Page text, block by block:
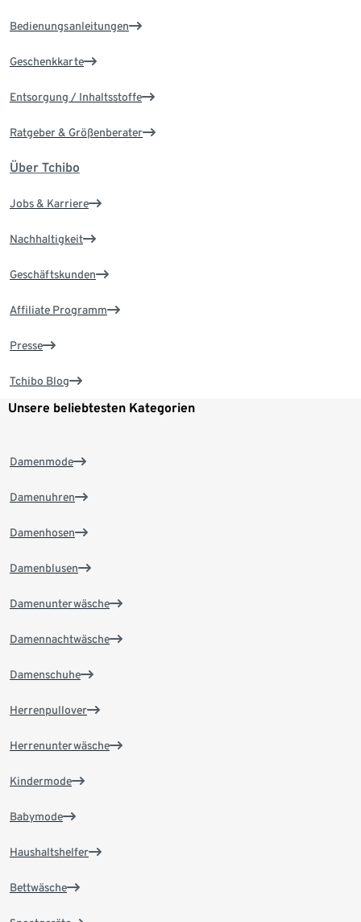
Bedienungsanleitungen
Geschenkkarte
Entsorgung / Inhaltsstoffe
Ratgeber & Größenberater
Über Tchibo
Jobs & Karriere
Nachhaltigkeit
Geschäftskunden
Affiliate Programm
Presse
Tchibo Blog
Unsere beliebtesten Kategorien
Damenmode
Damenuhren
Damenhosen
Damenblusen
Damenunterwäsche
Damennachtwäsche
Damenschuhe
Herrenpullover
Herrenunterwäsche
Kindermode
Babymode
Haushaltshelfer
Bettwäsche